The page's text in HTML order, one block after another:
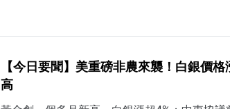
【今日要聞】美重磅非農來襲！白銀價
高